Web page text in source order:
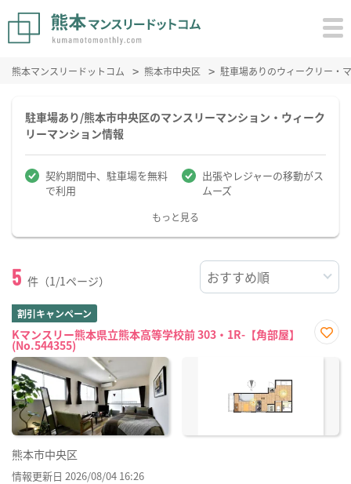
熊本マンスリードットコム 熊本市中央区 駐車場ありのウィークリー・
駐車場あり/熊本市中央区のマンスリーマンション・ウィーク
リーマンション情報
契約期間中、駐車場を無料
で利用
出張やレジャーの移動がス
ムーズ
もっと見る
5 件（1/1ページ）
割引キャンペーン
Kマンスリー熊本県立熊本高等学校前 303・1R-【角部屋】
(No.544355)
に入
熊本市中央区
情報更新日 2026/08/04 16:26